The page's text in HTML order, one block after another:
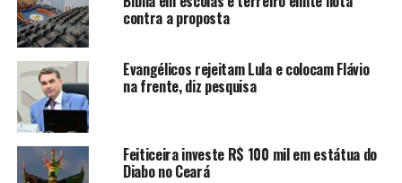
contra a proposta
Evangélicos rejeitam Lula e colocam Flávio
na frente, diz pesquisa
Feiticeira investe R$ 100 mil em estátua do
Diabo no Ceará